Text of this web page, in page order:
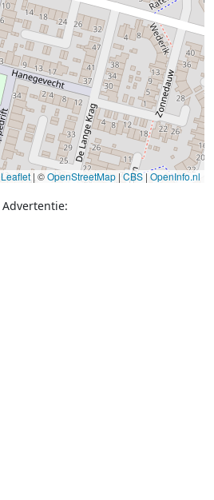
Leaflet | ©OpenStreetMap | CBS|OpenInfo.nl
Advertentie: